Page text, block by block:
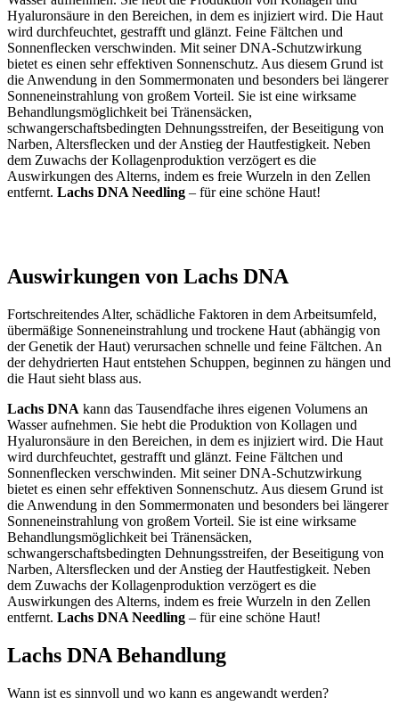
Hyaluronsäure in den Bereichen, in dem es injiziert wird. Die Haut
wird durchfeuchtet, gestrafft und glänzt. Feine Fältchen und
Sonnenflecken verschwinden. Mit seiner DNA-Schutzwirkung
bietet es einen sehr effektiven Sonnenschutz. Aus diesem Grund ist
die Anwendung in den Sommermonaten und besonders bei längerer
Sonneneinstrahlung von großem Vorteil. Sie ist eine wirksame
Behandlungsmöglichkeit bei Tränensäcken,
schwangerschaftsbedingten Dehnungsstreifen, der Beseitigung von
Narben, Altersflecken und der Anstieg der Hautfestigkeit. Neben
dem Zuwachs der Kollagenproduktion verzögert es die
Auswirkungen des Alterns, indem es freie Wurzeln in den Zellen
entfernt. Lachs DNA Needling – für eine schöne Haut!
Auswirkungen von Lachs DNA
Fortschreitendes Alter, schädliche Faktoren in dem Arbeitsumfeld,
übermäßige Sonneneinstrahlung und trockene Haut (abhängig von
der Genetik der Haut) verursachen schnelle und feine Fältchen. An
der dehydrierten Haut entstehen Schuppen, beginnen zu hängen und
die Haut sieht blass aus.
Lachs DNA kann das Tausendfache ihres eigenen Volumens an
Wasser aufnehmen. Sie hebt die Produktion von Kollagen und
Hyaluronsäure in den Bereichen, in dem es injiziert wird. Die Haut
wird durchfeuchtet, gestrafft und glänzt. Feine Fältchen und
Sonnenflecken verschwinden. Mit seiner DNA-Schutzwirkung
bietet es einen sehr effektiven Sonnenschutz. Aus diesem Grund ist
die Anwendung in den Sommermonaten und besonders bei längerer
Sonneneinstrahlung von großem Vorteil. Sie ist eine wirksame
Behandlungsmöglichkeit bei Tränensäcken,
schwangerschaftsbedingten Dehnungsstreifen, der Beseitigung von
Narben, Altersflecken und der Anstieg der Hautfestigkeit. Neben
dem Zuwachs der Kollagenproduktion verzögert es die
Auswirkungen des Alterns, indem es freie Wurzeln in den Zellen
entfernt. Lachs DNA Needling – für eine schöne Haut!
Lachs DNA Behandlung
Wann ist es sinnvoll und wo kann es angewandt werden?